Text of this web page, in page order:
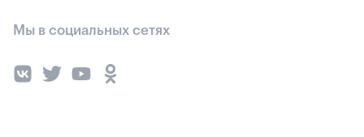
Мы в социальных сетях